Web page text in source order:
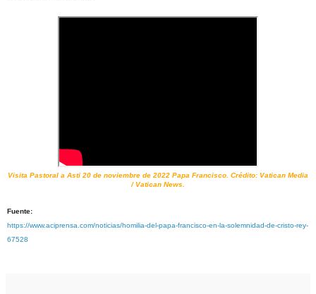
Visita Pastoral a Asti 20 de noviembre de 2022 Papa Francisco. Crédito: Vatican Media
/ Vatican News.
Fuente:
https://www.aciprensa.com/noticias/homilia-del-papa-francisco-en-la-solemnidad-de-cristo-rey-
67528